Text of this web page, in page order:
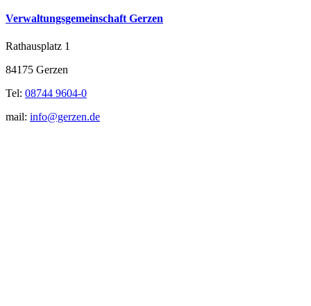
Verwaltungsgemeinschaft Gerzen
Rathausplatz 1
84175 Gerzen
Tel: 08744 9604-0
mail: info@gerzen.de